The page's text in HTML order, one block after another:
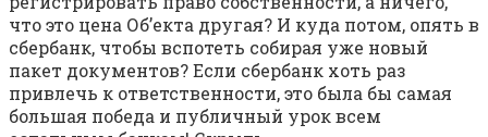
что это цена Об’екта другая? И куда потом, опять в
сбербанк, чтобы вспотеть собирая уже новый
пакет документов? Если сбербанк хоть раз
привлечь к ответственности, это была бы самая
большая победа и публичный урок всем